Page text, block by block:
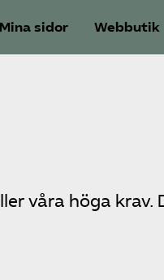
Mina sidor Webbutik
våra höga krav.